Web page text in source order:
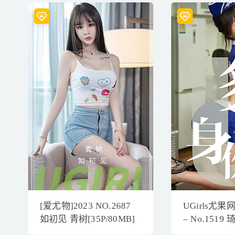
[爱尤物]2023 NO.2687
如初见 青树[35P/80MB]
UGirls尤果
– No.1519